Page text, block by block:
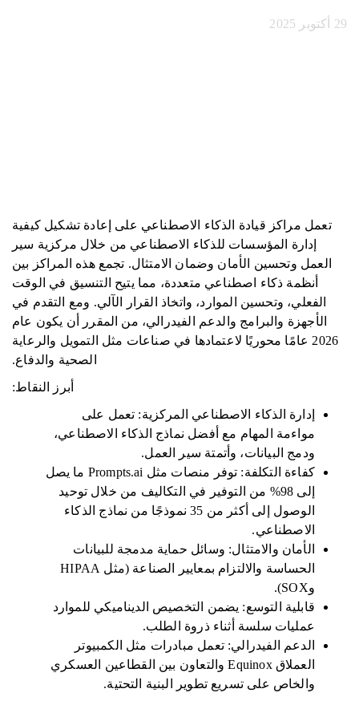
29 أكتوبر 2025
تعمل مراكز قيادة الذكاء الاصطناعي على إعادة تشكيل كيفية
إدارة المؤسسات للذكاء الاصطناعي من خلال مركزية سير
العمل وتحسين الأمان وضمان الامتثال. تجمع هذه المراكز بين
أنظمة ذكاء اصطناعي متعددة، مما يتيح التنسيق في الوقت
الفعلي، وتحسين الموارد، واتخاذ القرار الآلي. ومع التقدم في
الأجهزة والبرامج والدعم الفيدرالي، من المقرر أن يكون عام
2026 عامًا محوريًا لاعتمادها في صناعات مثل التمويل والرعاية
الصحية والدفاع.
أبرز النقاط:
إدارة الذكاء الاصطناعي المركزية: تعمل على
مواءمة المهام مع أفضل نماذج الذكاء الاصطناعي،
ودمج البيانات، وأتمتة سير العمل.
كفاءة التكلفة: توفر منصات مثل Prompts.ai ما يصل
إلى 98% من التوفير في التكاليف من خلال توحيد
الوصول إلى أكثر من 35 نموذجًا من نماذج الذكاء
الاصطناعي.
الأمان والامتثال: وسائل حماية مدمجة للبيانات
الحساسة والالتزام بمعايير الصناعة (مثل HIPAA
وSOX).
قابلية التوسع: يضمن التخصيص الديناميكي للموارد
عمليات سلسة أثناء ذروة الطلب.
الدعم الفيدرالي: تعمل مبادرات مثل الكمبيوتر
العملاق Equinox والتعاون بين القطاعين العسكري
والخاص على تسريع تطوير البنية التحتية.